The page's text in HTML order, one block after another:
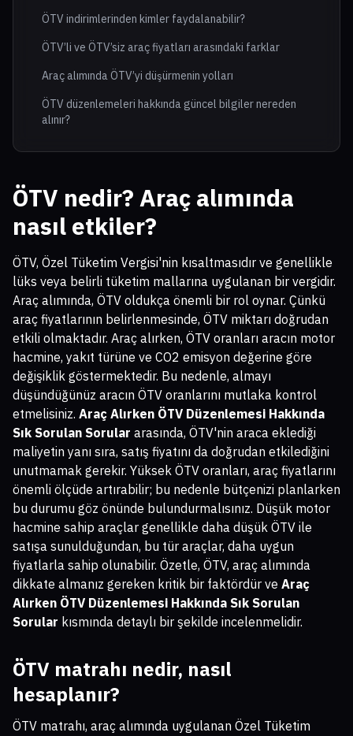
ÖTV indirimlerinden kimler faydalanabilir?
ÖTV’li ve ÖTV’siz araç fiyatları arasındaki farklar
Araç alımında ÖTV’yi düşürmenin yolları
ÖTV düzenlemeleri hakkında güncel bilgiler nereden
alınır?
ÖTV nedir? Araç alımında
nasıl etkiler?
ÖTV, Özel Tüketim Vergisi'nin kısaltmasıdır ve genellikle
lüks veya belirli tüketim mallarına uygulanan bir vergidir.
Araç alımında, ÖTV oldukça önemli bir rol oynar. Çünkü
araç fiyatlarının belirlenmesinde, ÖTV miktarı doğrudan
etkili olmaktadır. Araç alırken, ÖTV oranları aracın motor
hacmine, yakıt türüne ve CO2 emisyon değerine göre
değişiklik göstermektedir. Bu nedenle, almayı
düşündüğünüz aracın ÖTV oranlarını mutlaka kontrol
etmelisiniz. Araç Alırken ÖTV Düzenlemesi Hakkında
Sık Sorulan Sorular arasında, ÖTV'nin araca eklediği
maliyetin yanı sıra, satış fiyatını da doğrudan etkilediğini
unutmamak gerekir. Yüksek ÖTV oranları, araç fiyatlarını
önemli ölçüde artırabilir; bu nedenle bütçenizi planlarken
bu durumu göz önünde bulundurmalısınız. Düşük motor
hacmine sahip araçlar genellikle daha düşük ÖTV ile
satışa sunulduğundan, bu tür araçlar, daha uygun
fiyatlarla sahip olunabilir. Özetle, ÖTV, araç alımında
dikkate almanız gereken kritik bir faktördür ve Araç
Alırken ÖTV Düzenlemesi Hakkında Sık Sorulan
Sorular kısmında detaylı bir şekilde incelenmelidir.
ÖTV matrahı nedir, nasıl
hesaplanır?
ÖTV matrahı, araç alımında uygulanan Özel Tüketim